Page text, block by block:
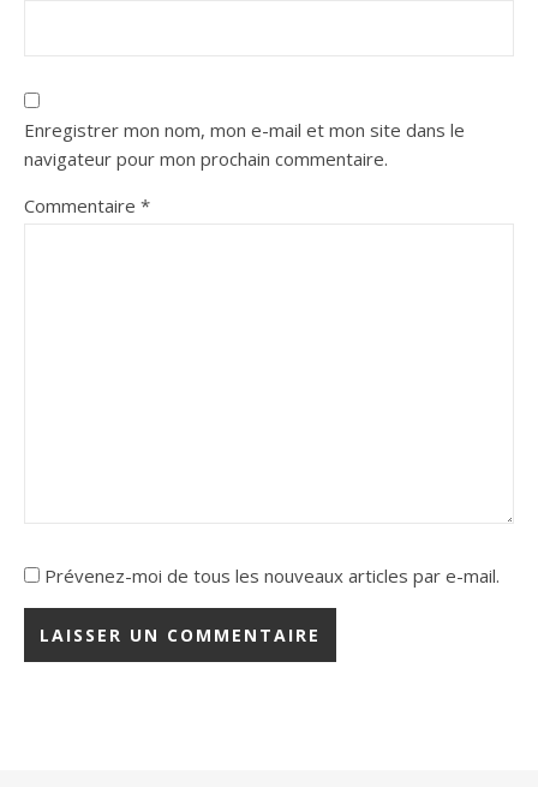
Enregistrer mon nom, mon e-mail et mon site dans le
navigateur pour mon prochain commentaire.
Commentaire *
Prévenez-moi de tous les nouveaux articles par e-mail.